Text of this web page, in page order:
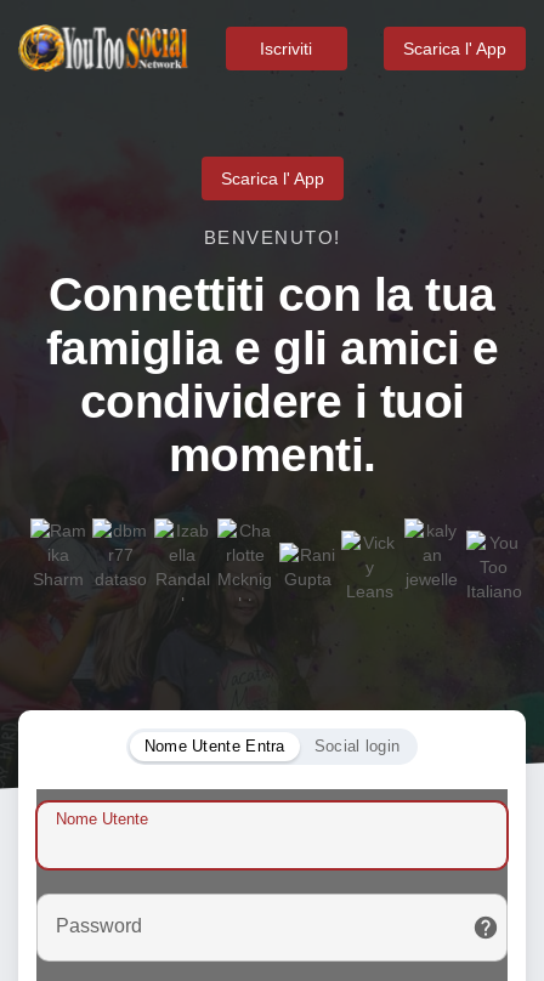
Iscriviti Scarica l' App
Scarica l' App
BENVENUTO!
Connettiti con la tua
famiglia e gli amici e
condividere i tuoi
momenti.
Nome Utente Entra Social login
Nome Utente
Password